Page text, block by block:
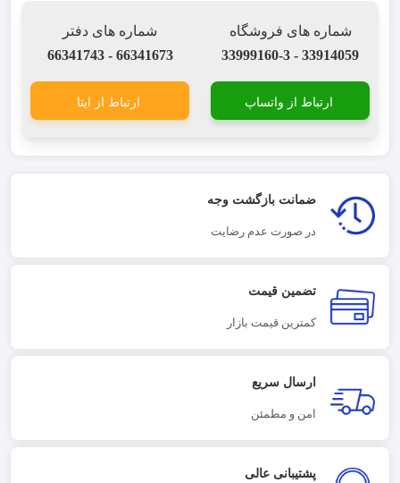
شماره های فروشگاه
33914059 - 33999160-3
شماره های دفتر
66341673 - 66341743
ارتباط از واتساپ ارتباط از ایتا
ضمانت بازگشت وجه
در صورت عدم رضایت
تضمین قیمت
کمترین قیمت بازار
ارسال سریع
امن و مطمئن
پشتیبانی عالی